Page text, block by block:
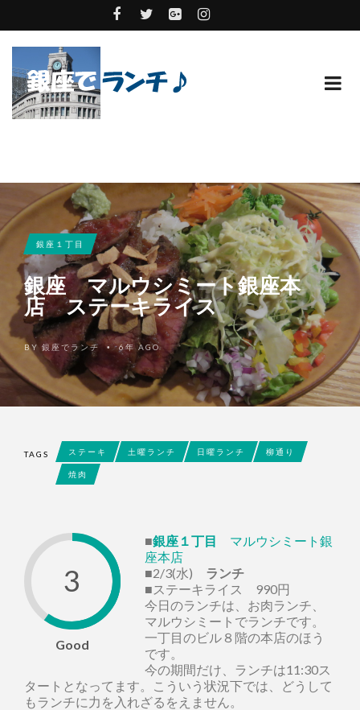
銀座１丁目
銀座 マルウシミート銀座本
店 ステーキライス
BY 銀座でランチ •6年 AGO
TAGS ステーキ 土曜ランチ 日曜ランチ 柳通り
焼肉
3
Good
■銀座１丁目
マルウシミート銀
座本店
■2/3(水) ランチ
■ステーキライス 990円
今日のランチは、お肉ランチ、
マルウシミートでランチです。
一丁目のビル８階の本店のほう
です。
今の期間だけ、ランチは11:30ス
タートとなってます。こういう状況下では、どうして
もランチに力を入れざるをえません。